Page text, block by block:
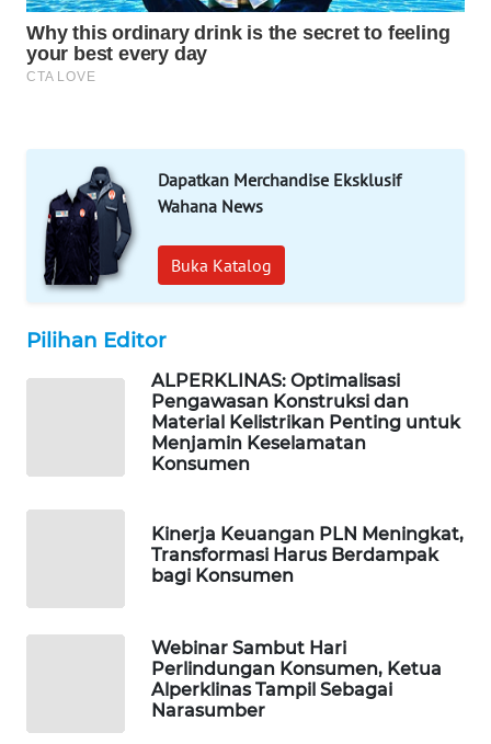
Dapatkan Merchandise Eksklusif
Wahana News
Buka Katalog
Pilihan Editor
ALPERKLINAS: Optimalisasi
Pengawasan Konstruksi dan
Material Kelistrikan Penting untuk
Menjamin Keselamatan
Konsumen
Kinerja Keuangan PLN Meningkat,
Transformasi Harus Berdampak
bagi Konsumen
Webinar Sambut Hari
Perlindungan Konsumen, Ketua
Alperklinas Tampil Sebagai
Narasumber
NEWS
METRO
NEWS
KARING
NEWS
JURNAL